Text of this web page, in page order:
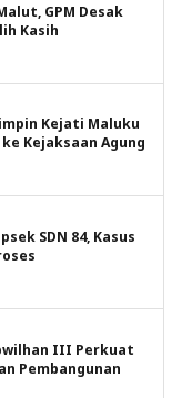
GPM Desak
Kasih
Kejati Maluku
Kejaksaan Agung
SDN 84, Kasus
III Perkuat
Pembangunan